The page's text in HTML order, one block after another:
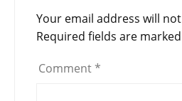
Your email address will
Required fields are marked
Comment *